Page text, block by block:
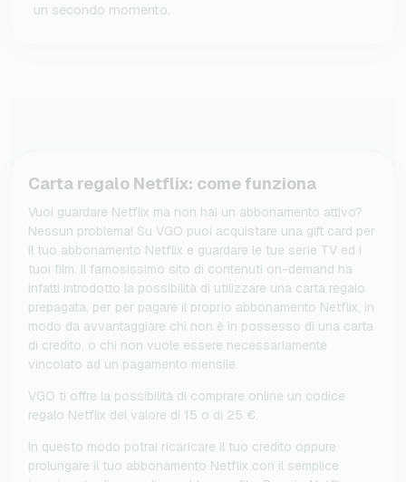
un secondo momento.
Carta regalo Netflix: come funziona
Vuoi guardare Netflix ma non hai un abbonamento attivo?
Nessun problema! Su VGO puoi acquistare una gift card per
il tuo abbonamento Netflix e guardare le tue serie TV ed i
tuoi film. Il famosissimo sito di contenuti on-demand ha
infatti introdotto la possibilità di utilizzare una carta regalo
prepagata, per per pagare il proprio abbonamento Netflix, in
modo da avvantaggiare chi non è in possesso di una carta
di credito, o chi non vuole essere necessariamente
vincolato ad un pagamento mensile.
VGO ti offre la possibilità di comprare online un codice
regalo Netflix del valore di 15 o di 25 €.
In questo modo potrai ricaricare il tuo credito oppure
prolungare il tuo abbonamento Netflix con il semplice